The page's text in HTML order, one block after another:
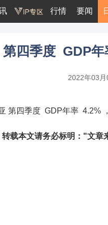
行情 要闻
四季度 GDP
2022年03
第四季度 GDP年率 4.2%
载本文请务必标明："文章